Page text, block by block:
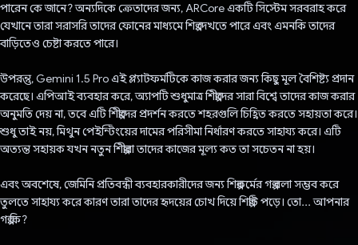
পারেন কে জানে? অন্যদিকে ক্রেতাদের জন্য, ARCore একটি সিস্টেম সরবরাহ করে
যেখানে তারা সরাসরি তাদের ফোনের মাধ্যমে শিল্প দেখতে পারে এবং এমনকি তাদের
বাড়িতেও চেষ্টা করতে পারে।
উপরন্তু, Gemini 1.5 Pro এই প্ল্যাটফর্মটিকে কাজ করার জন্য কিছু মূল বৈশিষ্ট্য প্রদান
করেছে। এপিআই ব্যবহার করে, অ্যাপটি শুধুমাত্র শিল্পীদের সারা বিশ্বে তাদের কাজ করার
অনুমতি দেয় না, তবে এটি শিল্পীদের প্রদর্শন করতে শহরগুলি চিহ্নিত করতে সহায়তা করে।
শুধু তাই নয়, মিথুন পেইন্টিংয়ের দামের পরিসীমা নির্ধারণ করতে সাহায্য করে। এটি
অত্যন্ত সহায়ক যখন নতুন শিল্পীরা তাদের কাজের মূল্য কত তা সচেতন না হয়।
এবং অবশেষে, জেমিনি প্রতিবন্ধী ব্যবহারকারীদের জন্য শিল্পকর্মের গল্প বলা সম্ভব করে
তুলতে সাহায্য করে কারণ তারা তাদের হৃদয়ের চোখ দিয়ে শিল্পটি পড়ে। তো... আপনার
গল্প কি?